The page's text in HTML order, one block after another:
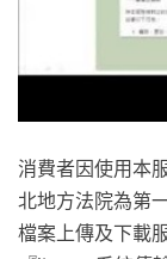
消費者因使用本
北地方法院為第
檔案上傳及下載